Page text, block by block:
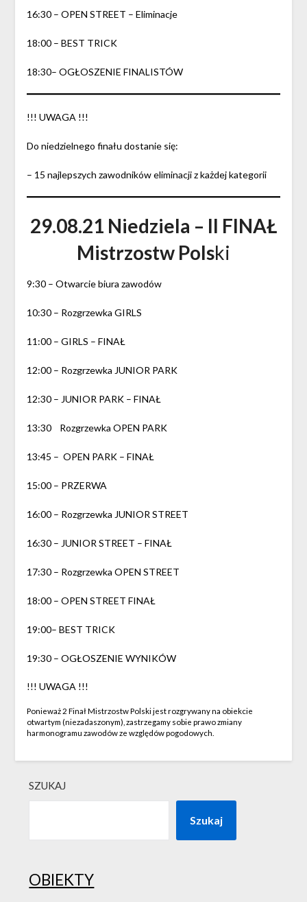
16:30 – OPEN STREET – Eliminacje
18:00 – BEST TRICK
18:30– OGŁOSZENIE FINALISTÓW
!!! UWAGA !!!
Do niedzielnego finału dostanie się:
– 15 najlepszych zawodników eliminacji z każdej kategorii
29.08.21 Niedziela – II FINAŁ
Mistrzostw Polski
9:30 – Otwarcie biura zawodów
10:30 – Rozgrzewka GIRLS
11:00 – GIRLS – FINAŁ
12:00 – Rozgrzewka JUNIOR PARK
12:30 – JUNIOR PARK – FINAŁ
13:30 Rozgrzewka OPEN PARK
13:45 – OPEN PARK – FINAŁ
15:00 – PRZERWA
16:00 – Rozgrzewka JUNIOR STREET
16:30 – JUNIOR STREET – FINAŁ
17:30 – Rozgrzewka OPEN STREET
18:00 – OPEN STREET FINAŁ
19:00– BEST TRICK
19:30 – OGŁOSZENIE WYNIKÓW
!!! UWAGA !!!
Ponieważ 2 Finał Mistrzostw Polski jest rozgrywany na obiekcie
otwartym (niezadaszonym), zastrzegamy sobie prawo zmiany
harmonogramu zawodów ze względów pogodowych.
SZUKAJ
Szukaj
OBIEKTY